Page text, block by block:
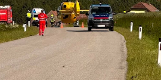
& Co KG 2026